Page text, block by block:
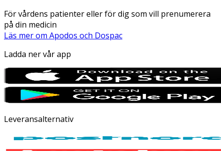
För vårdens patienter eller för dig som vill prenumerera
på din medicin
Läs mer om Apodos och Dospac
Ladda ner vår app
Leveransalternativ